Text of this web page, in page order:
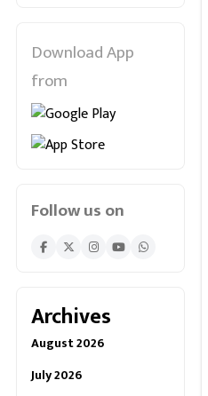
Download App
from
Follow us on
Archives
August 2026
July 2026